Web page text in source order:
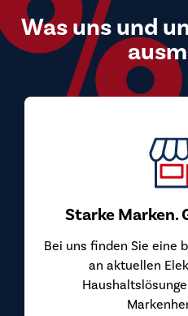
Was uns und
Große Auswahl.
eine beeindruckende Vielfalt
Elektrogeräten und
von führenden